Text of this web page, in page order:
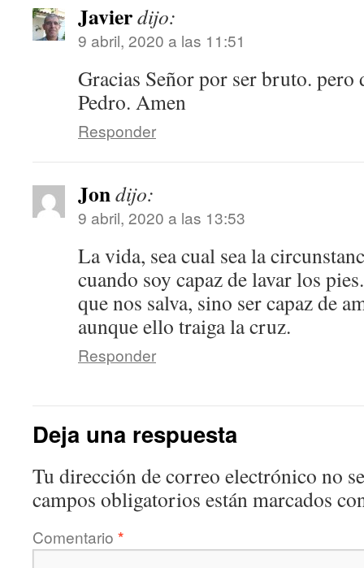
Javierdijo:
9 abril, 2020 a las 11:51
Gracias Señor por ser bruto. pero
Pedro. Amen
Responder
Jondijo:
9 abril, 2020 a las 13:53
La vida, sea cual sea la
cuando soy capaz de lavar los
que nos salva, sino ser capaz de
aunque ello traiga la cruz.
Responder
Deja una respuesta
Tu dirección de correo electrónico no
campos obligatorios están marcados
Comentario *